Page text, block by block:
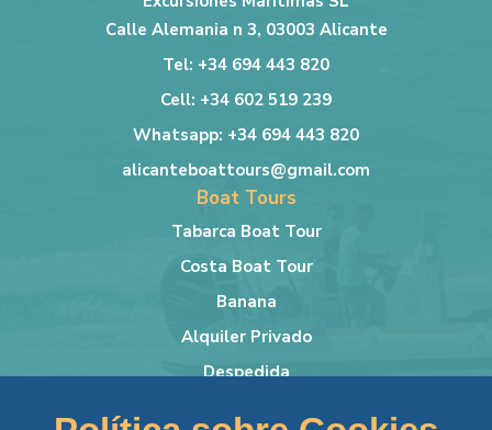
Calle Alemania n 3, 03003 Alicante
Tel: +34 694 443 820
Cell: +34 602 519 239
Whatsapp: +34 694 443 820
alicanteboattours@gmail.com
Boat Tours
Tabarca Boat Tour
Costa Boat Tour
Banana
Alquiler Privado
Despedida